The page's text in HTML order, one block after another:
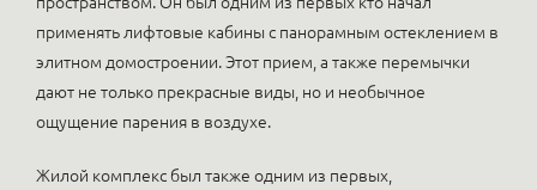
применять лифтовые кабины с панорамным остеклением в
элитном домостроении. Этот прием, а также перемычки
дают не только прекрасные виды, но и необычное
ощущение парения в воздухе.
Жилой комплекс был также одним из первых,